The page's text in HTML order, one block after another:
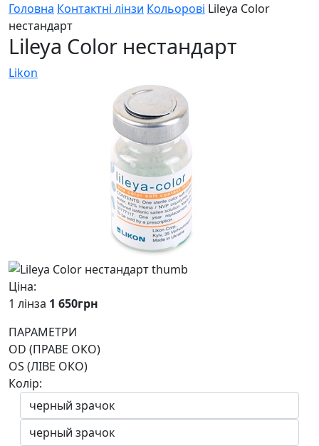
Головна Контактні лінзи Кольорові Lileya Color
нестандарт
Lileya Color нестандарт
Likon
Ціна:
1 лінза 1 650грн
ПАРАМЕТРИ
OD (ПРАВЕ ОКО)
OS (ЛІВЕ ОКО)
Колір: